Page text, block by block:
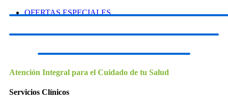
OFERTAS ESPECIALES
Atención Integral para el Cuidado de tu Salud
Servicios Clínicos